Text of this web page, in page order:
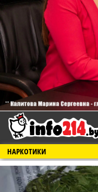
НАРКОТИКИ